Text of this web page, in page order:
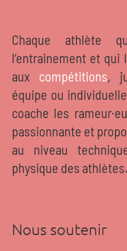
Chaque athlète
l’entrainement et
aux compétitions,
équipe ou
coache les
passionnante et
au niveau
physique des athlètes.
Nous soutenir